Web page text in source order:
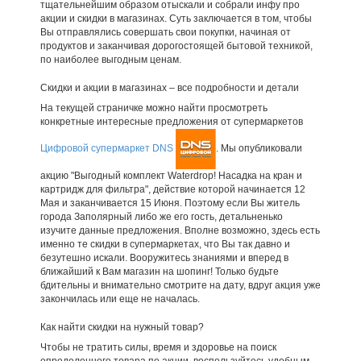
тщательнейшим образом отыскали и собрали инфу про
акции и скидки в магазинах. Суть заключается в том, чтобы
Вы отправлялись совершать свои покупки, начиная от
продуктов и заканчивая дорогостоящей бытовой техникой,
по наиболее выгодным ценам.
Скидки и акции в магазинах – все подробности и детали
На текущей страничке можно найти просмотреть
конкретные интересные предложения от супермаркетов
Цифровой супермаркет DNS . Мы опубликовали
акцию "Выгодный комплект Waterdrop! Насадка на кран и
картридж для фильтра", действие которой начинается 12
Мая и заканчивается 15 Июня. Поэтому если Вы житель
города Заполярный либо же его гость, детальненько
изучите данные предложения. Вполне возможно, здесь есть
именно те скидки в супермаркетах, что Вы так давно и
безутешно искали. Вооружитесь знаниями и вперед в
ближайший к Вам магазин на шопинг! Только будьте
бдительны и внимательно смотрите на дату, вдруг акция уже
закончилась или еще не началась.
Как найти скидки на нужный товар?
Чтобы не тратить силы, время и здоровье на поиск